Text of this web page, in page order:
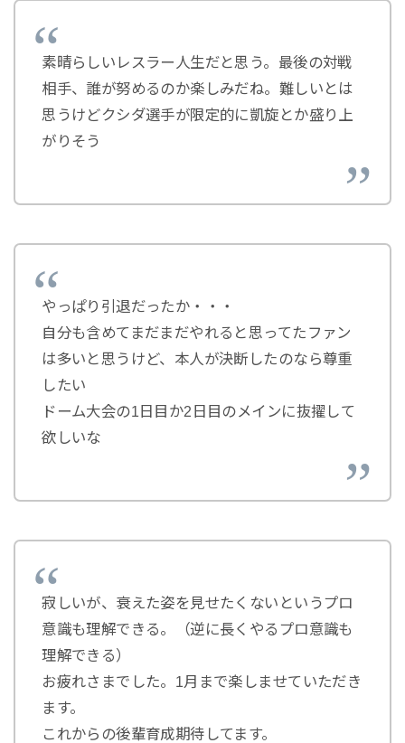
素晴らしいレスラー人生だと思う。最後の対戦
相手、誰が努めるのか楽しみだね。難しいとは
思うけどクシダ選手が限定的に凱旋とか盛り上
がりそう
やっぱり引退だったか・・・
自分も含めてまだまだやれると思ってたファン
は多いと思うけど、本人が決断したのなら尊重
したい
ドーム大会の1日目か2日目のメインに抜擢して
欲しいな
寂しいが、衰えた姿を見せたくないというプロ
意識も理解できる。（逆に長くやるプロ意識も
理解できる）
お疲れさまでした。1月まで楽しませていただき
ます。
これからの後輩育成期待してます。